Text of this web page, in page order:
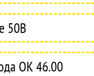
50В
ОК 46.00